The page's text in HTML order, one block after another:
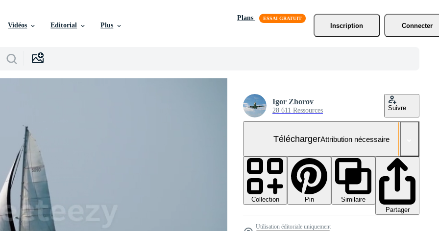
Vidéos Editorial Plus
Plans
Inscription
Connecter
Igor Zhorov
28 611 Ressources Suivre
TéléchargerAttribution nécessaire
Collection Pin
Similaire
Partager
Utilisation éditoriale uniquement